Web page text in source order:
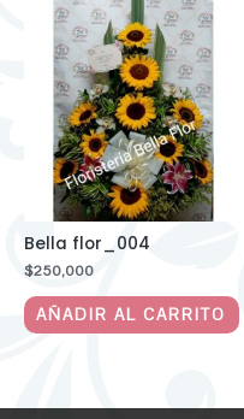
Bella flor_004
$250,000
AÑADIR AL CARRITO